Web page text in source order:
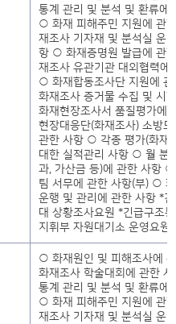
통계 관리 및 분석 및 환류에
○ 화재 피해주민 지원에 관
재조사 기자재 및 분석실 운
항 ○ 화재증명원 발급에 관
재조사 유관기관 대외협력에
○ 화재합동조사단 지원에
화재조사 증거물 수집 및
화재현장조사서 품질평가에
현장대응단(화재조사) 소방
관한 사항 ○ 각종 평가(화재
대한 실적관리 사항 ○ 월 분
과, 가산금 등)에 관한 사항
팀 서무에 관한 사항(부) ○
운행 및 관리에 관한 사항 *
대 상황조사요원 *긴급구조
지휘부 자원대기소 운영요원
○ 화재원인 및 피해조사에
화재조사 학술대회에 관한
통계 관리 및 분석 및 환류에
○ 화재 피해주민 지원에 관
재조사 기자재 및 분석실 운